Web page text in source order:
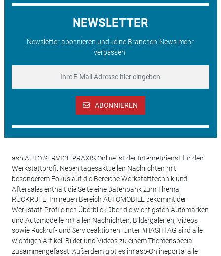
NEWSLETTER
Newsletter abonnieren und keine Branchen-News mehr
verpassen.
ABONNIEREN
asp AUTO SERVICE PRAXIS Online ist der Internetdienst für den
Werkstattprofi. Neben tagesaktuellen Nachrichten mit
besonderem Fokus auf die Bereiche Werkstatttechnik und
Aftersales enthält die Seite eine Datenbank zum Thema
RÜCKRUFE. Im neuen Bereich AUTOMOBILE bekommt der
Werkstatt-Profi einen Überblick über die wichtigsten Automarken
und Automodelle mit allen Nachrichten, Bildergalerien, Videos
sowie Rückruf- und Serviceaktionen. Unter #HASHTAG sind alle
wichtigen Artikel, Bilder und Videos zu einem Themenspecial
zusammengefasst. Außerdem gibt es im asp-Onlineportal alle